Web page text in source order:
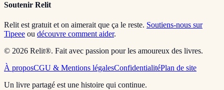
Soutenir Relit
Relit est gratuit et on aimerait que ça le reste. Soutiens-nous sur
Tipeee ou découvre comment aider.
© 2026 Relit®. Fait avec passion pour les amoureux des livres.
À proposCGU & Mentions légalesConfidentialitéPlan de site
Un livre partagé est une histoire qui continue.